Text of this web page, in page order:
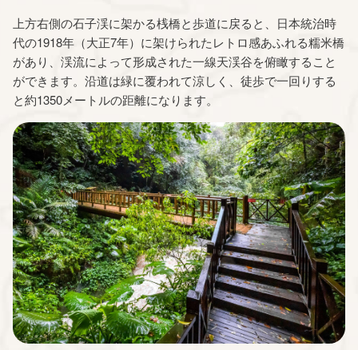
上方右側の石子渓に架かる桟橋と歩道に戻ると、日本統治時
代の1918年（大正7年）に架けられたレトロ感あふれる糯米橋
があり、渓流によって形成された一線天渓谷を俯瞰すること
ができます。沿道は緑に覆われて涼しく、徒歩で一回りする
と約1350メートルの距離になります。